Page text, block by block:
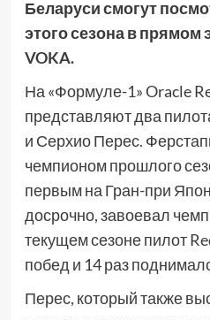
Беларуси смогут
этого сезона в
VOKA.
На «Формуле-1» Oracle
представляют два
и Серхио Перес.
чемпионом прошлого
первым на Гран-при
досрочно, завоевал
текущем сезоне пилот
побед и 14 раз
Перес, который также